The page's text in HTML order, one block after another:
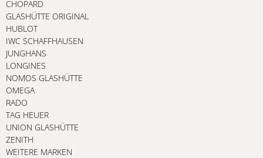
CHOPARD
GLASHÜTTE ORIGINAL
HUBLOT
IWC SCHAFFHAUSEN
JUNGHANS
LONGINES
NOMOS GLASHÜTTE
OMEGA
RADO
TAG HEUER
UNION GLASHÜTTE
ZENITH
WEITERE MARKEN